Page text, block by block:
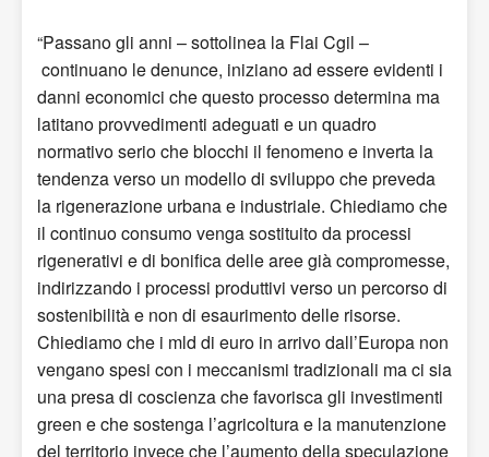
“Passano gli anni – sottolinea la Flai Cgil –
continuano le denunce, iniziano ad essere evidenti i
danni economici che questo processo determina ma
latitano provvedimenti adeguati e un quadro
normativo serio che blocchi il fenomeno e inverta la
tendenza verso un modello di sviluppo che preveda
la rigenerazione urbana e industriale. Chiediamo che
il continuo consumo venga sostituito da processi
rigenerativi e di bonifica delle aree già compromesse,
indirizzando i processi produttivi verso un percorso di
sostenibilità e non di esaurimento delle risorse.
Chiediamo che i mld di euro in arrivo dall’Europa non
vengano spesi con i meccanismi tradizionali ma ci sia
una presa di coscienza che favorisca gli investimenti
green e che sostenga l’agricoltura e la manutenzione
del territorio invece che l’aumento della speculazione